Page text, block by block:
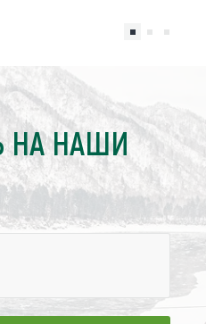
НА НАШИ